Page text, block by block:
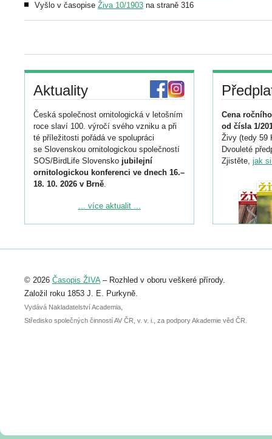
Vyšlo v časopise Živa 10/1903 na straně 316
Aktuality
Česká společnost ornitologická v letošním
roce slaví 100. výročí svého vzniku a při
té příležitosti pořádá ve spolupráci
se Slovenskou ornitologickou společností
SOS/BirdLife Slovensko jubilejní
ornitologickou konferenci ve dnech 16.–
18. 10. 2026 v Brně.
Podrobnější informace ke konferenci
Registrovat se můžete do 6. září.
abstraktu přihlášené přednášky nebo
posteru je už 30. června.
... více aktualit ...
Cena
od čísla 1/
Živy (tedy 59
Dvouleté
Zjistěte, jak
© 2026 Časopis ŽIVA– Rozhled v oboru veškeré přírody.
Založil roku 1853 J. E. Purkyně.
Vydává Nakladatelství Academia,
Středisko společných činností AV ČR, v. v. i., za podpory Akademie věd ČR.